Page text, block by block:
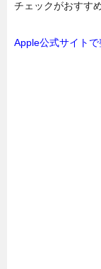
チェックがおすす
Apple公式サイト